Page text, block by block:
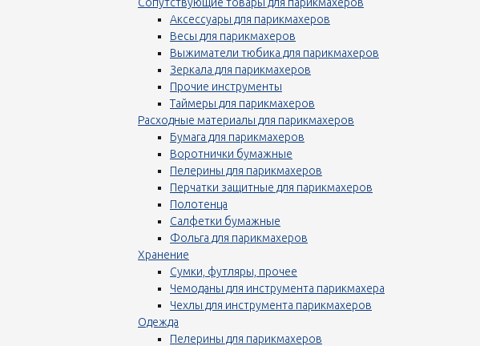
Аксессуары для парикмахеров
Весы для парикмахеров
Выжиматели тюбика для парикмахеров
Зеркала для парикмахеров
Прочие инструменты
Таймеры для парикмахеров
Расходные материалы для парикмахеров
Бумага для парикмахеров
Воротнички бумажные
Пелерины для парикмахеров
Перчатки защитные для парикмахеров
Полотенца
Салфетки бумажные
Фольга для парикмахеров
Хранение
Сумки, футляры, прочее
Чемоданы для инструмента парикмахера
Чехлы для инструмента парикмахеров
Одежда
Пелерины для парикмахеров